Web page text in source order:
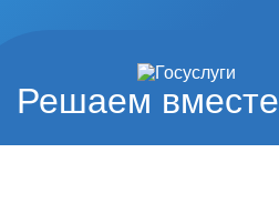
Решаем вместе